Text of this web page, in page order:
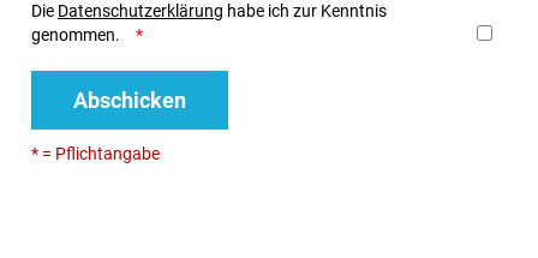
Die Datenschutzerklärung habe ich zur Kenntnis
genommen.
Abschicken
* = Pflichtangabe